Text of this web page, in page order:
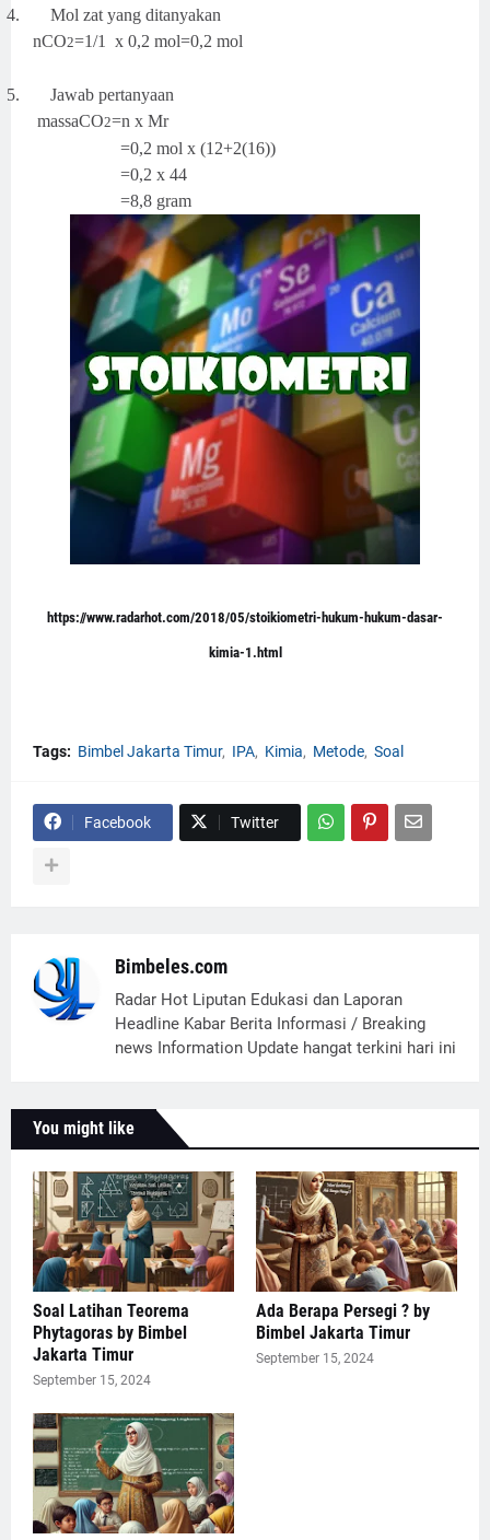
4.
Mol zat yang ditanyakan
nCO2=1/1 x 0,2 mol=0,2 mol
5.
Jawab pertanyaan
massaCO2=n x Mr
=0,2 mol x (12+2(16))
=0,2 x 44
=8,8 gram
https://www.radarhot.com/2018/05/stoikiometri-hukum-hukum-dasar-
kimia-1.html
Tags: Bimbel Jakarta Timur IPA Kimia Metode Soal
Facebook Twitter
Bimbeles.com
Radar Hot Liputan Edukasi dan Laporan
Headline Kabar Berita Informasi / Breaking
news Information Update hangat terkini hari ini
You might like
Soal Latihan Teorema
Phytagoras by Bimbel
Jakarta Timur
September 15, 2024
Ada Berapa Persegi ? by
Bimbel Jakarta Timur
September 15, 2024